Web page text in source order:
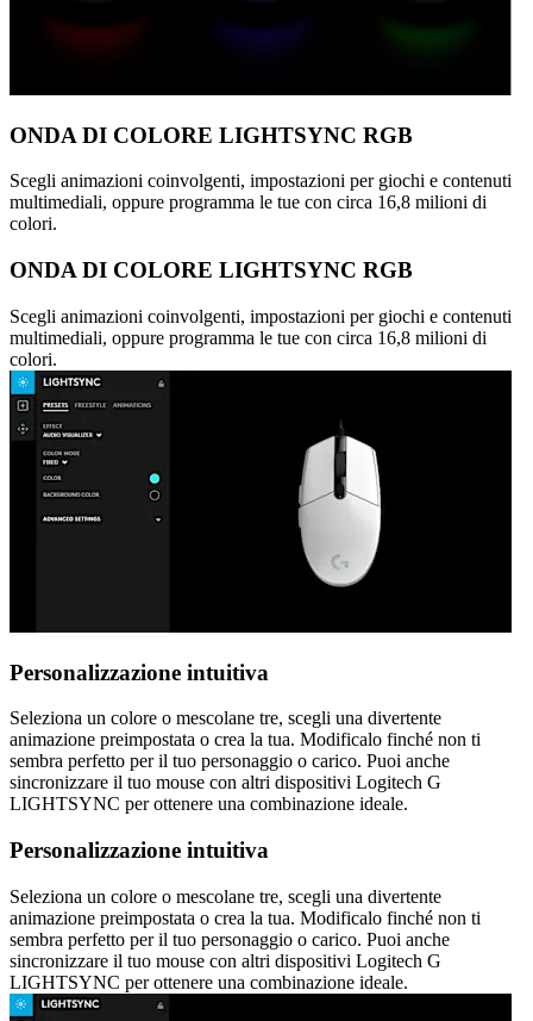
ONDA DI COLORE LIGHTSYNC RGB
Scegli animazioni coinvolgenti, impostazioni per giochi e contenuti
multimediali, oppure programma le tue con circa 16,8 milioni di
colori.
ONDA DI COLORE LIGHTSYNC RGB
Scegli animazioni coinvolgenti, impostazioni per giochi e contenuti
multimediali, oppure programma le tue con circa 16,8 milioni di
colori.
Personalizzazione intuitiva
Seleziona un colore o mescolane tre, scegli una divertente
animazione preimpostata o crea la tua. Modificalo finché non ti
sembra perfetto per il tuo personaggio o carico. Puoi anche
sincronizzare il tuo mouse con altri dispositivi Logitech G
LIGHTSYNC per ottenere una combinazione ideale.
Personalizzazione intuitiva
Seleziona un colore o mescolane tre, scegli una divertente
animazione preimpostata o crea la tua. Modificalo finché non ti
sembra perfetto per il tuo personaggio o carico. Puoi anche
sincronizzare il tuo mouse con altri dispositivi Logitech G
LIGHTSYNC per ottenere una combinazione ideale.